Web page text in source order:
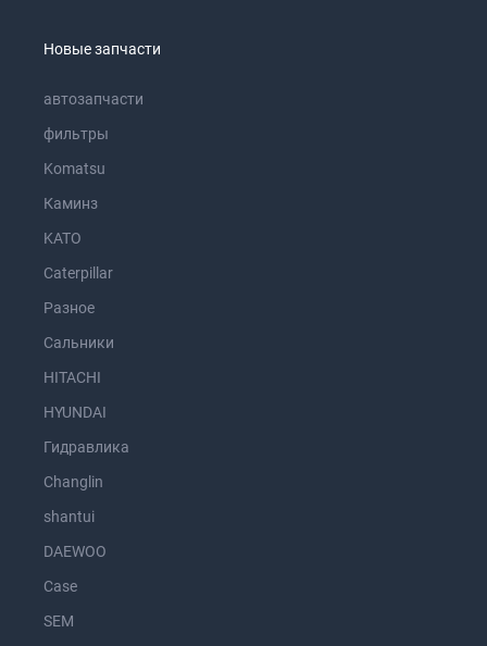
Новые запчасти
автозапчасти
фильтры
Komatsu
Каминз
KATO
Caterpillar
Разное
Сальники
HITACHI
HYUNDAI
Гидравлика
Changlin
shantui
DAEWOO
Case
SEM